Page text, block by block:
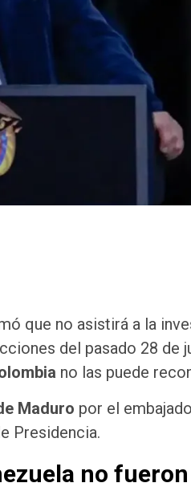
que no asistirá a la
del pasado 28 de
no las puede
Maduro por el
Presidencia.
no